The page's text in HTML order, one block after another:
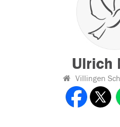
Ulrich
Villingen